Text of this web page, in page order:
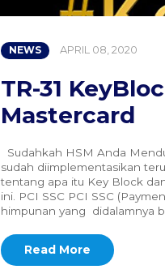
NEWS APRIL 08, 2020
TR-31
Mastercard
Sudahkah HSM Anda
sudah diimplementasikan
tentang apa itu Key Block
ini. PCI SSC PCI SSC
himpunan yang didalamnya
Read More